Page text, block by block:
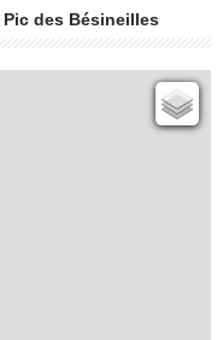
Pic des Bésineilles